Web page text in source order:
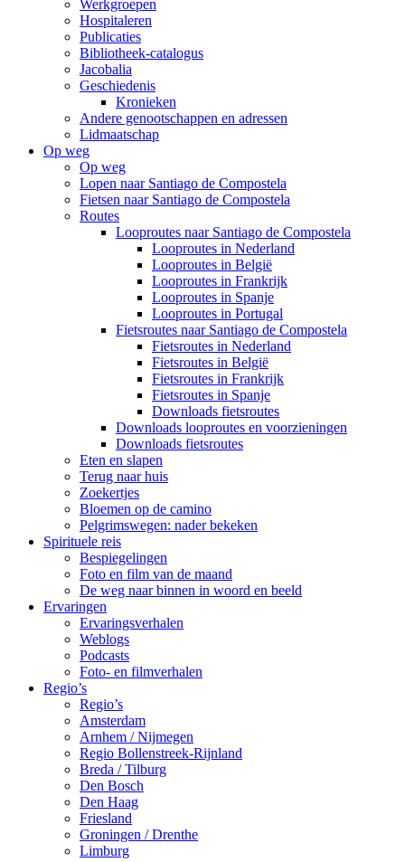
Werkgroepen
Hospitaleren
Publicaties
Bibliotheek-catalogus
Jacobalia
Geschiedenis
Kronieken
Andere genootschappen en adressen
Lidmaatschap
Op weg
Op weg
Lopen naar Santiago de Compostela
Fietsen naar Santiago de Compostela
Routes
Looproutes naar Santiago de Compostela
Looproutes in Nederland
Looproutes in België
Looproutes in Frankrijk
Looproutes in Spanje
Looproutes in Portugal
Fietsroutes naar Santiago de Compostela
Fietsroutes in Nederland
Fietsroutes in België
Fietsroutes in Frankrijk
Fietsroutes in Spanje
Downloads fietsroutes
Downloads looproutes en voorzieningen
Downloads fietsroutes
Eten en slapen
Terug naar huis
Zoekertjes
Bloemen op de camino
Pelgrimswegen: nader bekeken
Spirituele reis
Bespiegelingen
Foto en film van de maand
De weg naar binnen in woord en beeld
Ervaringen
Ervaringsverhalen
Weblogs
Podcasts
Foto- en filmverhalen
Regio’s
Regio’s
Amsterdam
Arnhem / Nijmegen
Regio Bollenstreek-Rijnland
Breda / Tilburg
Den Bosch
Den Haag
Friesland
Groningen / Drenthe
Limburg